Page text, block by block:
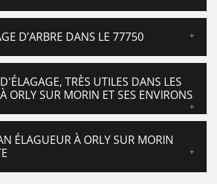
D’ARBRE DANS LE 77750
TRÈS UTILES DANS LES
ORLY SUR MORIN ET SES ENVIRONS
ÉLAGUEUR À ORLY SUR MORIN